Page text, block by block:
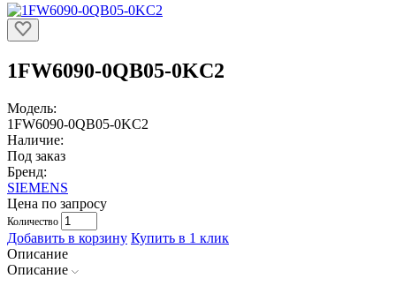
1FW6090-0QB05-0KC2
Модель:
1FW6090-0QB05-0KC2
Наличие:
Под заказ
Бренд:
SIEMENS
Цена по запросу
Количество
Добавить в корзину Купить в 1 клик
Описание
Описание